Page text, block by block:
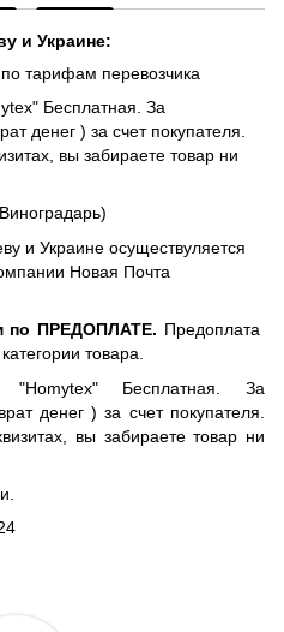
и Украине:
тарифам перевозчика
Бесплатная. За
денег ) за счет покупателя.
вы забираете товар ни
и Украине осуществуляется
Новая Почта
по ПРЕДОПЛАТЕ. Предоплата
товара.
Бесплатная. За
денег ) за счет покупателя.
вы забираете товар ни